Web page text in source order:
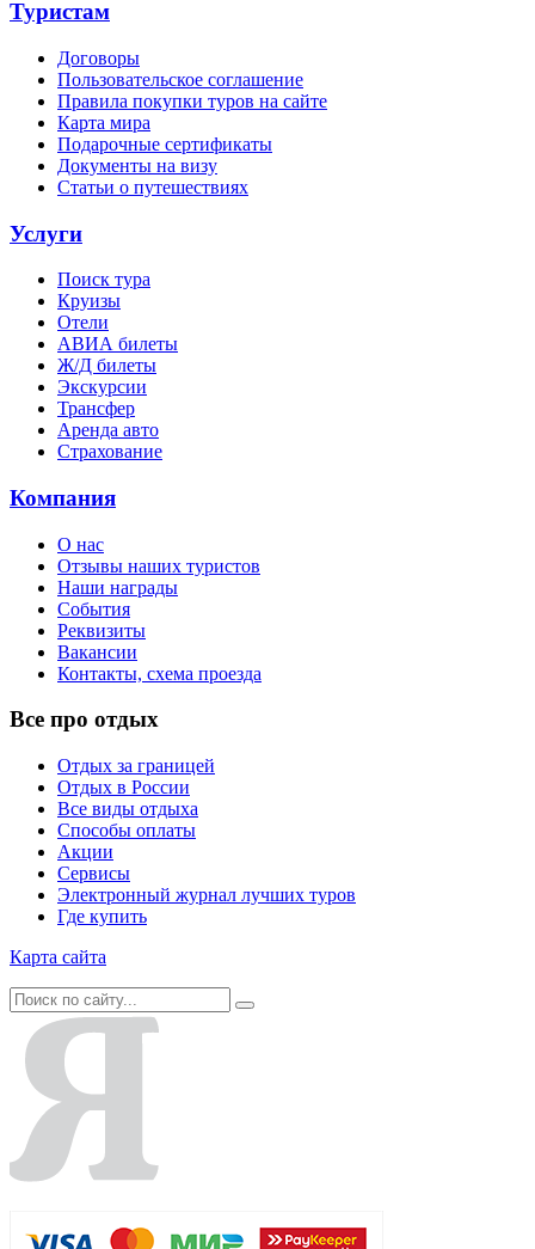
Туристам
Договоры
Пользовательское соглашение
Правила покупки туров на сайте
Карта мира
Подарочные сертификаты
Документы на визу
Статьи о путешествиях
Услуги
Поиск тура
Круизы
Отели
АВИА билеты
Ж/Д билеты
Экскурсии
Трансфер
Аренда авто
Страхование
Компания
О нас
Отзывы наших туристов
Наши награды
События
Реквизиты
Вакансии
Контакты, схема проезда
Все про отдых
Отдых за границей
Отдых в России
Все виды отдыха
Способы оплаты
Акции
Сервисы
Электронный журнал лучших туров
Где купить
Карта сайта